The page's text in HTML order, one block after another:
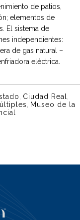
de patios,
elementos de
El sistema de
independientes:
de gas natural –
eléctrica.
Ciudad Real
Museo de la